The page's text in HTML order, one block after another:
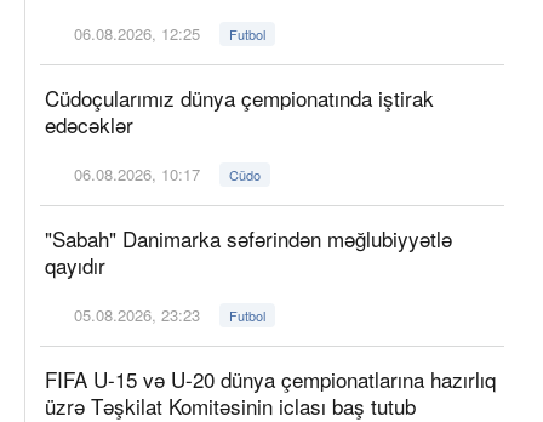
06.08.2026, 12:25 Futbol
Cüdoçularımız dünya çempionatında iştirak
edəcəklər
06.08.2026, 10:17 Cüdo
"Sabah" Danimarka səfərindən məğlubiyyətlə
qayıdır
05.08.2026, 23:23 Futbol
FIFA U-15 və U-20 dünya çempionatlarına hazırlıq
üzrə Təşkilat Komitəsinin iclası baş tutub